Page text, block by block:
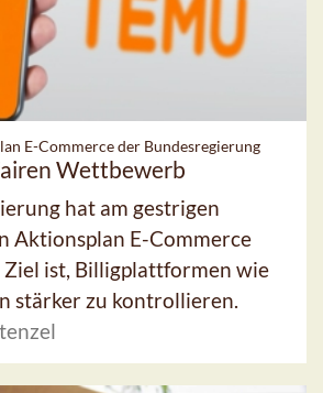
E-Commerce der Bundesregierung
Wettbewerb
hat am gestrigen
Aktionsplan E-Commerce
Ziel ist, Billigplattformen wie
stärker zu kontrollieren.